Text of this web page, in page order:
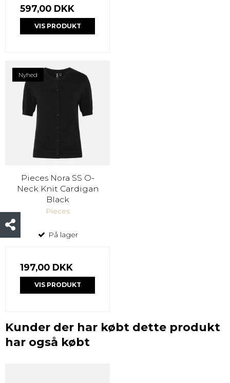
597,00 DKK
VIS PRODUKT
Nyhed
Pieces Nora SS O-
Neck Knit Cardigan
Black
Pieces
På lager
197,00 DKK
VIS PRODUKT
Kunder der har købt dette produkt
har også købt